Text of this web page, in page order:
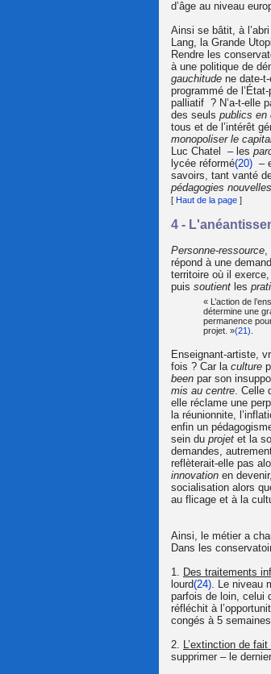
d’âge au niveau
Ainsi se bâtit, à
Lang, la Grande
Rendre les
à une politique de
gauchitude ne date-
programmé de
palliatif ? N’a-t-elle
des seuls publics en
tous et de l’intérêt
monopoliser le
Luc Chatel – les
lycée réformé(20) –
savoirs, tant vanté
pédagogies nouvelles
[ Haut de la page ]
4 -
Personne-ressource,
répond à une
territoire où il
puis soutient les
« L’action de
détermine une
permanence
projet. »(21)
Enseignant-artiste,
fois ? Car la culture
been par son
mis au centre. Celle
elle réclame une
la réunionnite,
enfin un
sein du projet et la
demandes,
reflèterait-elle pas
innovation en
socialisation alors
au flicage et à la
Ainsi, le métier a
Dans les
1. Des traitements
lourd(24). Le niveau
parfois de loin, celui
réfléchit à
congés à 5
2. L’extinction de
supprimer – le